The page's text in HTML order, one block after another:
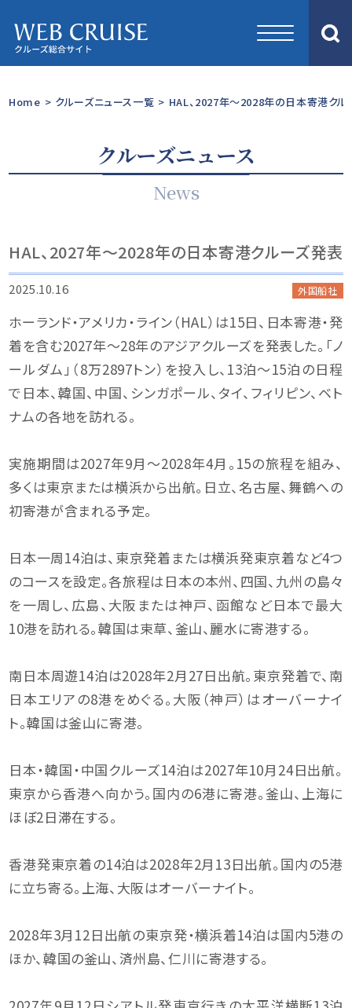
Home > クルーズニュース一覧 > HAL、2027年〜2028年の日本寄港クル
クルーズニュース
News
HAL、2027年〜2028年の日本寄港クルーズ発表
2025.10.16 外国船社
ホーランド・アメリカ・ライン（HAL）は15日、日本寄港・発
着を含む2027年〜28年のアジアクルーズを発表した。「ノ
ールダム」（8万2897トン）を投入し、13泊〜15泊の日程
で日本、韓国、中国、シンガポール、タイ、フィリピン、ベト
ナムの各地を訪れる。
実施期間は2027年9月〜2028年4月。15の旅程を組み、
多くは東京または横浜から出航。日立、名古屋、舞鶴への
初寄港が含まれる予定。
日本一周14泊は、東京発着または横浜発東京着など4つ
のコースを設定。各旅程は日本の本州、四国、九州の島々
を一周し、広島、大阪または神戸、函館など日本で最大
10港を訪れる。韓国は束草、釜山、麗水に寄港する。
南日本周遊14泊は2028年2月27日出航。東京発着で、南
日本エリアの8港をめぐる。大阪（神戸）はオーバーナイ
ト。韓国は釜山に寄港。
日本・韓国・中国クルーズ14泊は2027年10月24日出航。
東京から香港へ向かう。国内の6港に寄港。釜山、上海に
ほぼ2日滞在する。
香港発東京着の14泊は2028年2月13日出航。国内の5港
に立ち寄る。上海、大阪はオーバーナイト。
2028年3月12日出航の東京発・横浜着14泊は国内5港の
ほか、韓国の釜山、済州島、仁川に寄港する。